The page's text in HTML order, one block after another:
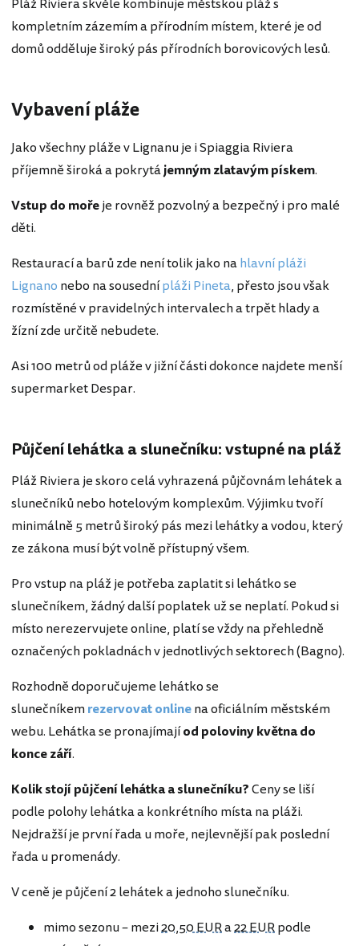
Pláž Riviera skvěle kombinuje městskou pláž s
kompletním zázemím a přírodním místem, které je od
domů odděluje široký pás přírodních borovicových lesů.
Vybavení pláže
Jako všechny pláže v Lignanu je i Spiaggia Riviera
příjemně široká a pokrytájemným zlatavým pískem.
Vstup do mořeje rovněž pozvolný a bezpečný i pro malé
děti.
Restaurací a barů zde není tolik jako nahlavní pláži
Lignano nebo na sousednípláži Pineta, přesto jsou však
rozmístěné v pravidelných intervalech a trpět hlady a
žízní zde určitě nebudete.
Asi 100 metrů od pláže v jižní části dokonce najdete menší
supermarket Despar.
Půjčení lehátka a slunečníku: vstupné na pláž
Pláž Riviera je skoro celá vyhrazená půjčovnám lehátek a
slunečníků nebo hotelovým komplexům. Výjimku tvoří
minimálně 5 metrů široký pás mezi lehátky a vodou, který
ze zákona musí být volně přístupný všem.
Pro vstup na pláž je potřeba zaplatit si lehátko se
slunečníkem, žádný další poplatek už se neplatí. Pokud si
místo nerezervujete online, platí se vždy na přehledně
označených pokladnách v jednotlivých sektorech (Bagno).
Rozhodně doporučujeme lehátko se
slunečníkemrezervovat onlinena oficiálním městském
webu. Lehátka se pronajímajíod poloviny května do
konce září.
Kolik stojí půjčení lehátka a slunečníku?Ceny se liší
podle polohy lehátka a konkrétního místa na pláži.
Nejdražší je první řada u moře, nejlevnější pak poslední
řada u promenády.
V ceně je půjčení 2 lehátek a jednoho slunečníku.
mimo sezonu – mezi20,50 EURa22 EURpodle